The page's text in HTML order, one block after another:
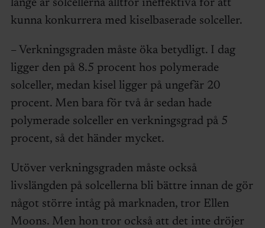
länge är solcellerna alltför ineffektiva för att
kunna konkurrera med kiselbaserade solceller.
– Verkningsgraden måste öka betydligt. I dag
ligger den på 8.5 procent hos polymerade
solceller, medan kisel ligger på ungefär 20
procent. Men bara för två år sedan hade
polymerade solceller en verkningsgrad på 5
procent, så det händer mycket.
Utöver verkningsgraden måste också
livslängden på solcellerna bli bättre innan de gör
något större intåg på marknaden, tror Ellen
Moons. Men hon tror också att det inte dröjer